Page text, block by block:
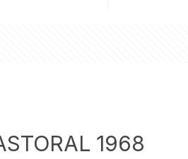
1968